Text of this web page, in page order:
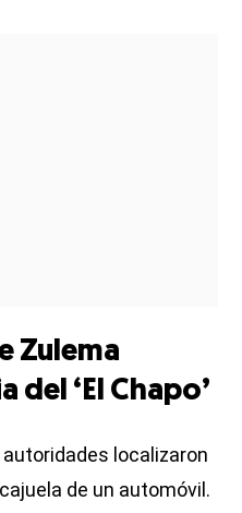
Zulema
del ‘El Chapo’
localizaron
de un automóvil.